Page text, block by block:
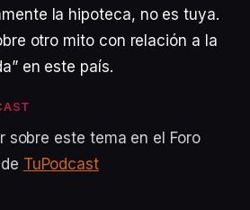
la hipoteca, no es tuya.
otro mito con relación a la
en este país.
sobre este tema en el Foro
TuPodcast